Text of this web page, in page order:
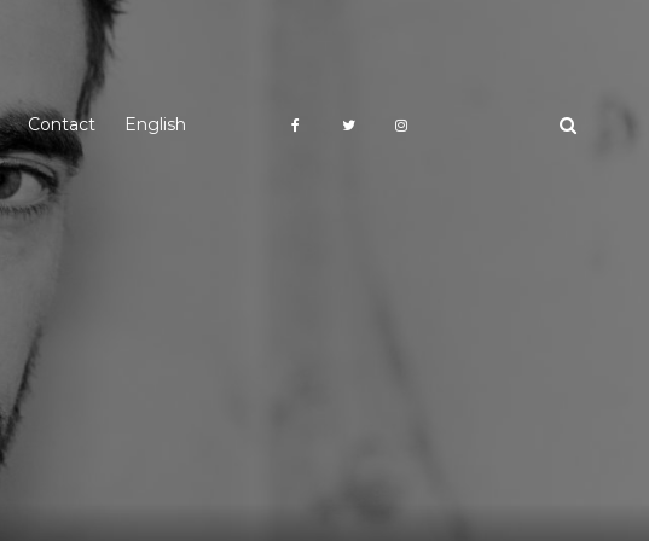
Contact English